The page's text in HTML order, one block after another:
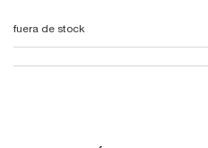
fuera de stock